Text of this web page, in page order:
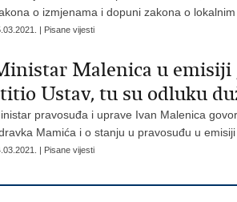
o izmjenama i dopuni zakona o
| Pisane vijesti
Malenica u emisiji
Ustav, tu su odluku
pravosuđa i uprave Ivan Malenica
Mamića i o stanju u pravosuđu u emisiji
| Pisane vijesti